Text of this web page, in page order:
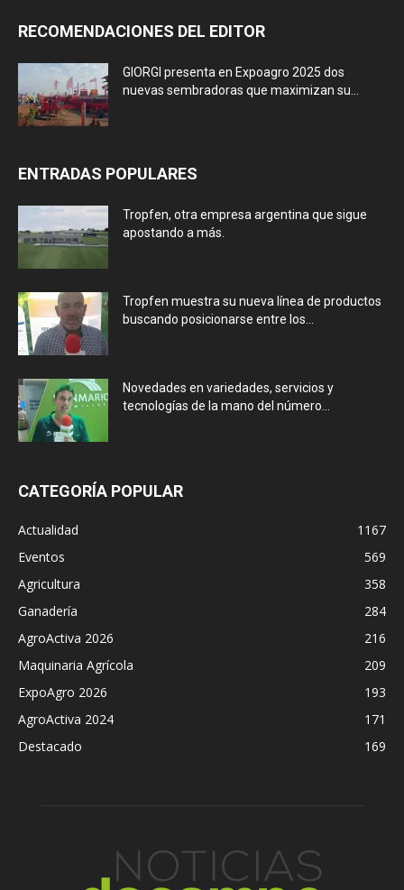
RECOMENDACIONES DEL EDITOR
GIORGI presenta en Expoagro 2025 dos
nuevas sembradoras que maximizan su...
ENTRADAS POPULARES
Tropfen, otra empresa argentina que sigue
apostando a más.
Tropfen muestra su nueva línea de productos
buscando posicionarse entre los...
Novedades en variedades, servicios y
tecnologías de la mano del número...
CATEGORÍA POPULAR
Actualidad
1167
Eventos
569
Agricultura
358
Ganadería
284
AgroActiva 2026
216
Maquinaria Agrícola
209
ExpoAgro 2026
193
AgroActiva 2024
171
Destacado
169